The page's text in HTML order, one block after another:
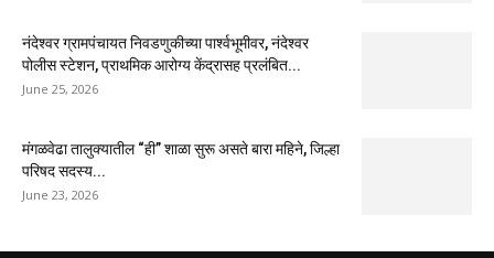
नंदेश्वर ग्रामपंचायत निवडणुकीच्या पार्श्वभूमीवर, नंदेश्वर
पोलीस स्टेशन, प्राथमिक आरोग्य केंद्रासह प्रलंबित...
June 25, 2026
मंगळवेढा तालुक्यातील “ही” शाळा सुरू असते बारा महिने, जिल्हा
परिषद सदस्य...
June 23, 2026